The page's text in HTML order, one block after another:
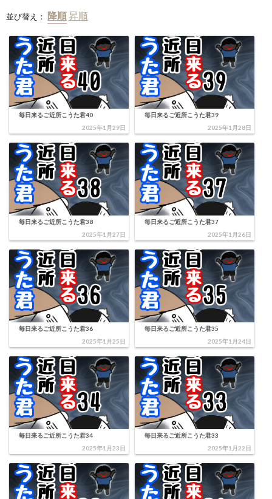
並び替え：
毎日来るご近所こうた君40
2025年1月29日
毎日来るご近所こうた君39
2025年1月28日
毎日来るご近所こうた君38
2025年1月27日
毎日来るご近所こうた君37
2025年1月26日
毎日来るご近所こうた君36
2025年1月25日
毎日来るご近所こうた君35
2025年1月24日
毎日来るご近所こうた君34
2025年1月23日
毎日来るご近所こうた君33
2025年1月22日